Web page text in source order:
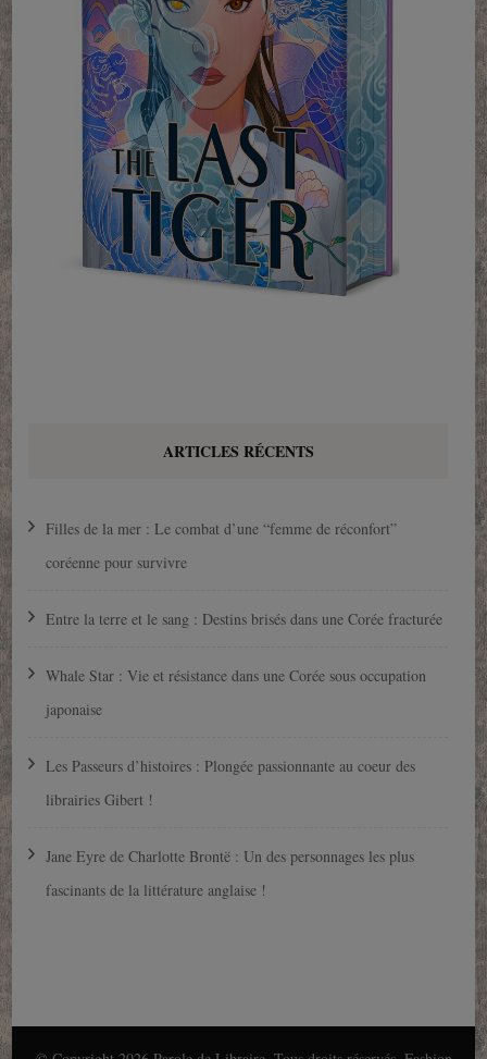
ARTICLES RÉCENTS
Filles de la mer : Le combat d’une “femme de réconfort”
coréenne pour survivre
Entre la terre et le sang : Destins brisés dans une Corée fracturée
Whale Star : Vie et résistance dans une Corée sous occupation
japonaise
Les Passeurs d’histoires : Plongée passionnante au coeur des
librairies Gibert !
Jane Eyre de Charlotte Brontë : Un des personnages les plus
fascinants de la littérature anglaise !